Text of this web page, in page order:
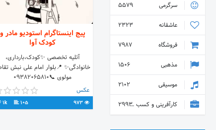
پیج اینستاگرام استودیو مادر و
کودک آوا
آتلیه تخصصی ✨کودک،بارداری،
خانوادگی✨ 📍بلوار امام علی نبش
مولوی 📞09382065810
عکس
973
105
1k
سرگرمی
5579
عاشقانه
2323
فروشگاه
7987
مذهبی
1506
موسیقی
2102
کارآفرینی و کسب و کار 2993